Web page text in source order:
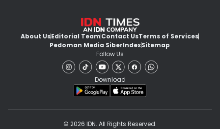
About UsEditorial TeamContact UsTerms of Services
Pedoman Media SiberIndexSitemap
Follow Us
Download
© 2026 IDN. All Rights Reserved.